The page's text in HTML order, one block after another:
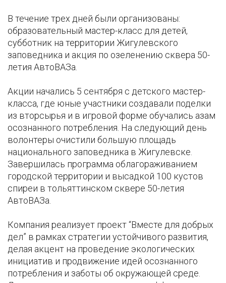
В течение трех дней были организованы:
образовательный мастер-класс для детей,
субботник на территории Жигулевского
заповедника и акция по озеленению сквера 50-
летия АвтоВАЗа.
Акции начались 5 сентября с детского мастер-
класса, где юные участники создавали поделки
из вторсырья и в игровой форме обучались азам
осознанного потребления. На следующий день
волонтеры очистили большую площадь
национального заповедника в Жигулевске.
Завершилась программа облагораживанием
городской территории и высадкой 100 кустов
спиреи в тольяттинском сквере 50-летия
АвтоВАЗа.
Компания реализует проект “Вместе для добрых
дел” в рамках стратегии устойчивого развития,
делая акцент на проведение экологических
инициатив и продвижение идей осознанного
потребления и заботы об окружающей среде.